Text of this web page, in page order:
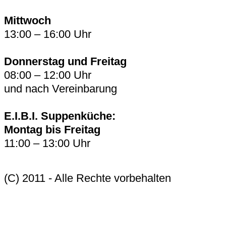
Mittwoch
13:00 – 16:00 Uhr
Donnerstag und Freitag
08:00 – 12:00 Uhr
und nach Vereinbarung
E.I.B.I. Suppenküche:
Montag bis Freitag
11:00 – 13:00 Uhr
(C) 2011 - Alle Rechte vorbehalten